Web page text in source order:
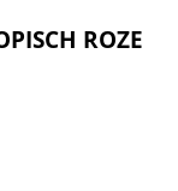
ROZE